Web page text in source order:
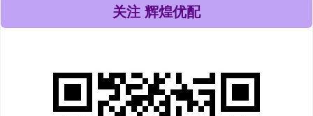
关注 辉煌优配